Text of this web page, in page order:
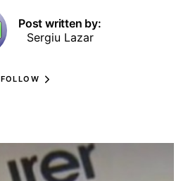
Post written by:
Sergiu Lazar
FOLLOW